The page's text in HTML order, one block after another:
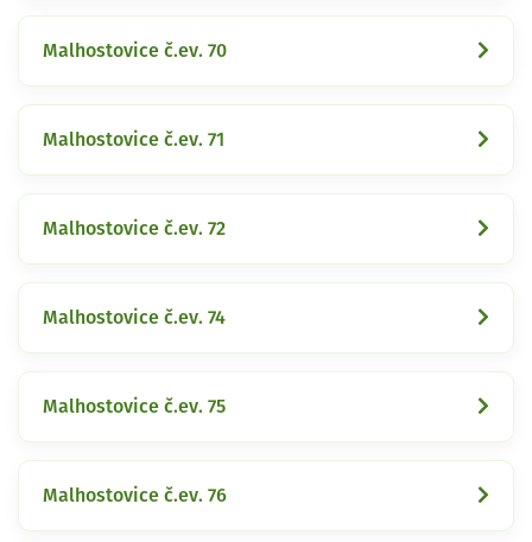
Malhostovice č.ev. 70
Malhostovice č.ev. 71
Malhostovice č.ev. 72
Malhostovice č.ev. 74
Malhostovice č.ev. 75
Malhostovice č.ev. 76